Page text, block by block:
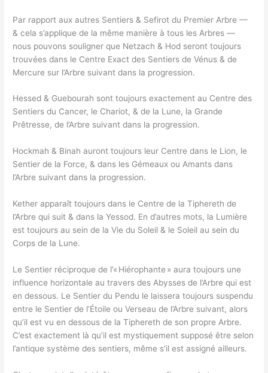
Par rapport aux autres Sentiers & Sefirot du Premier Arbre —
& cela s’applique de la même manière à tous les Arbres —
nous pouvons souligner que Netzach & Hod seront toujours
trouvées dans le Centre Exact des Sentiers de Vénus & de
Mercure sur l’Arbre suivant dans la progression.
Hessed & Guebourah sont toujours exactement au Centre des
Sentiers du Cancer, le Chariot, & de la Lune, la Grande
Prêtresse, de l’Arbre suivant dans la progression.
Hockmah & Binah auront toujours leur Centre dans le Lion, le
Sentier de la Force, & dans les Gémeaux ou Amants dans
l’Arbre suivant dans la progression.
Kether apparaît toujours dans le Centre de la Tiphereth de
l’Arbre qui suit & dans la Yessod. En d’autres mots, la Lumière
est toujours au sein de la Vie du Soleil & le Soleil au sein du
Corps de la Lune.
Le Sentier réciproque de l’« Hiérophante » aura toujours une
influence horizontale au travers des Abysses de l’Arbre qui est
en dessous. Le Sentier du Pendu le laissera toujours suspendu
entre le Sentier de l’Étoile ou Verseau de l’Arbre suivant, alors
qu’il est vu en dessous de la Tiphereth de son propre Arbre.
C’est exactement là qu’il est mystiquement supposé être selon
l’antique système des sentiers, même s’il est assigné ailleurs.